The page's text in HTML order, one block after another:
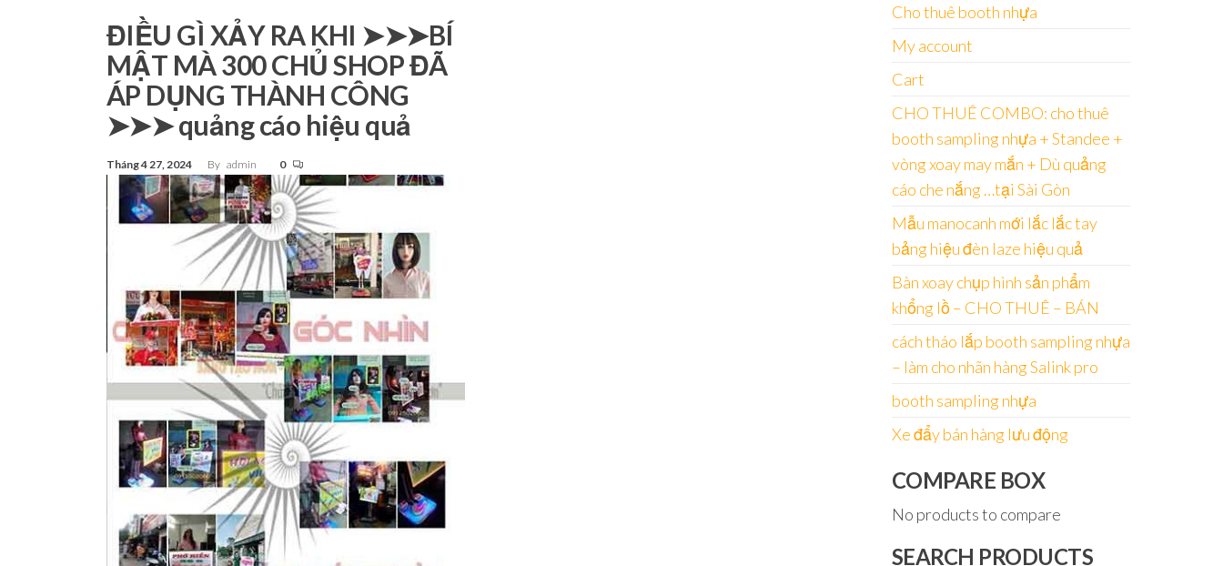
bày… tại
Tp.Hồ
Chí Minh
ĐIỀU GÌ XẢY RA KHI ➤➤➤BÍ
MẬT MÀ 300 CHỦ SHOP ĐÃ
ÁP DỤNG THÀNH CÔNG
➤➤➤ quảng cáo hiệu quả
Tháng 4 27, 2024 By admin 0
Cho thuê booth nhựa
My account
Cart
CHO THUÊ COMBO: cho thuê
booth sampling nhựa + Standee +
vòng xoay may mắn + Dù quảng
cáo che nắng …tại Sài Gòn
Mẫu manocanh mới lắc lắc tay
bảng hiệu đèn laze hiệu quả
Bàn xoay chụp hình sản phẩm
khổng lồ – CHO THUÊ – BÁN
cách tháo lắp booth sampling nhựa
– làm cho nhãn hàng Salink pro
booth sampling nhựa
Xe đẩy bán hàng lưu động
COMPARE BOX
No products to compare
SEARCH PRODUCTS